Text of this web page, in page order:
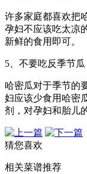
许多家庭都喜欢把
孕妇不应该吃太凉
新鲜的食用即可。
5、不要吃反季节瓜
哈密瓜对于季节的
妇应该少食用哈密
剂，对孕妇和胎儿
猜您喜欢
相关菜谱推荐